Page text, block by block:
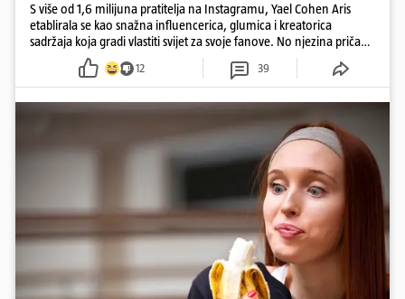
S više od 1,6 milijuna pratitelja na Instagramu, Yael Cohen Aris
etablirala se kao snažna influencerica, glumica i kreatorica
sadržaja koja gradi vlastiti svijet za svoje fanove. No njezina priča
pokazuje da online slava dolazi i s neočekivanim izazovima
12 39